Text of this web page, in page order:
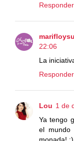
Responder
22:06
La
Responder
Lou 1 de
Ya tengo
el mundo